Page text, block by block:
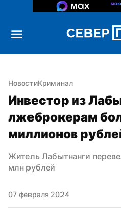
НовостиКриминал
Инвестор из
лжеброкерам
миллионов
Житель Лабытнанги
млн рублей
07 февраля 2024